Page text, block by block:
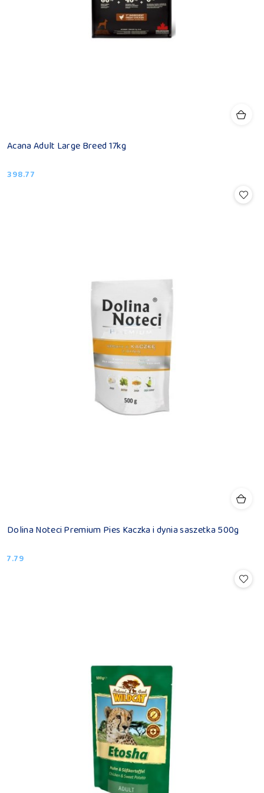
Acana Adult Large Breed 17kg
Cena:
398.77
Dolina Noteci Premium Pies Kaczka i dynia saszetka 500g
Cena:
7.79